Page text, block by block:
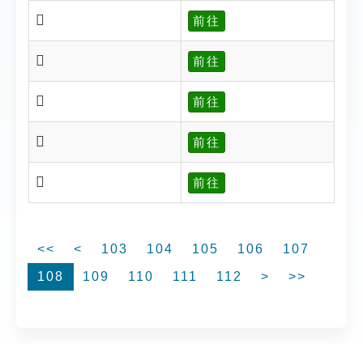
𢶄 前往
𢶅 前往
𢶅 前往
𢶆 前往
𢶆 前往
<< < 103 104 105 106
107
108
109 110 111 112 > >>